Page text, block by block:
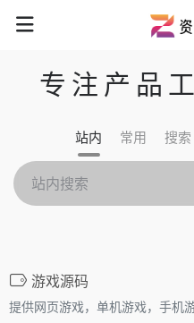
专注产品
站内 常用 搜索
游戏源码
提供网页游戏，单机游戏，手机